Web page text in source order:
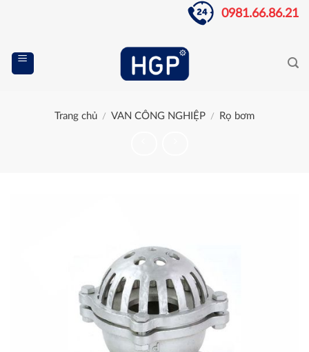
0981.66.86.21
Trang chủ / VAN CÔNG NGHIỆP / Rọ bơm